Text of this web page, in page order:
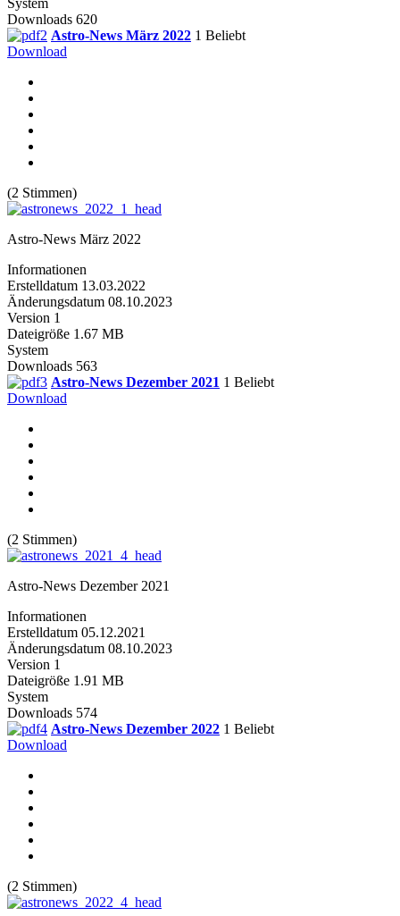
System
Downloads 620
Astro-News März 2022 1 Beliebt
Download
(2 Stimmen)
Astro-News März 2022
Informationen
Erstelldatum 13.03.2022
Änderungsdatum 08.10.2023
Version 1
Dateigröße 1.67 MB
System
Downloads 563
Astro-News Dezember 2021 1 Beliebt
Download
(2 Stimmen)
Astro-News Dezember 2021
Informationen
Erstelldatum 05.12.2021
Änderungsdatum 08.10.2023
Version 1
Dateigröße 1.91 MB
System
Downloads 574
Astro-News Dezember 2022 1 Beliebt
Download
(2 Stimmen)